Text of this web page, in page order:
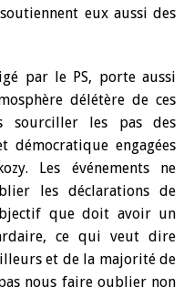
eux aussi des
par le PS, porte aussi
délétère de ces
sourciller les pas des
démocratique engagées
Les événements ne
les déclarations de
que doit avoir un
ce qui veut dire
et de la majorité de
nous faire oublier non